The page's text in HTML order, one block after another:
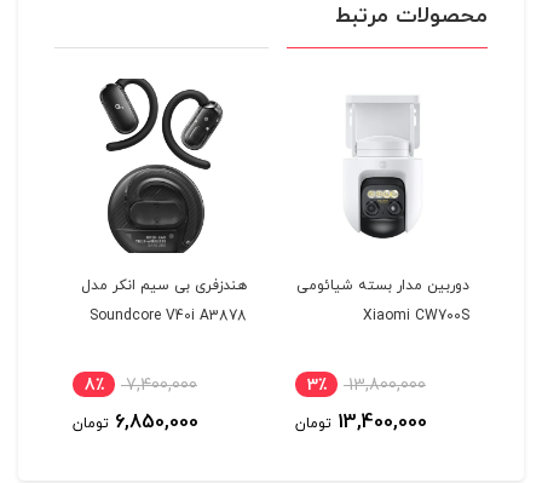
محصولات مرتبط
دوربین مدار بسته شیائومی
Xiaomi CW700S
13,800,000 3٪
13,400,000 تومان
هندزفری بی سیم انکر مدل
Soundcore V40i A3878
7,400,000 8٪
6,850,000 تومان